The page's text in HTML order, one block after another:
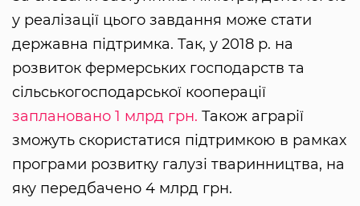
у реалізації цього завдання може стати
державна підтримка. Так, у 2018 р. на
розвиток фермерських господарств та
сільськогосподарської кооперації
заплановано 1 млрд грн. Також аграрії
зможуть скористатися підтримкою в рамках
програми розвитку галузі тваринництва, на
яку передбачено 4 млрд грн.